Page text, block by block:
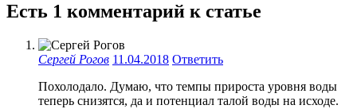
Есть 1 комментарий к статье
Сергей Рогов 11.04.2018 Ответить
Похолодало. Думаю, что темпы прироста уровня воды
теперь снизятся, да и потенциал талой воды на исходе.